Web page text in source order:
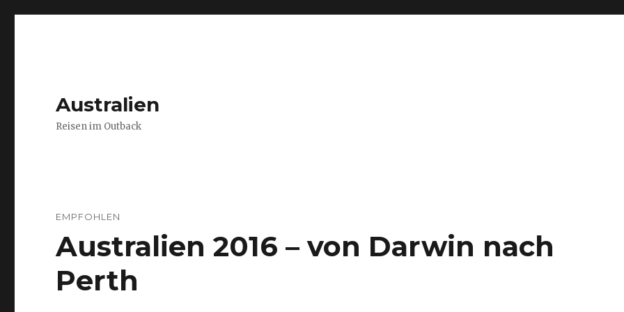
Australien
Reisen im Outback
EMPFOHLEN
Australien 2016 – von Darwin nach
Perth